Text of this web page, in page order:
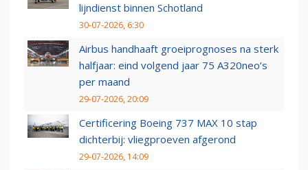
lijndienst binnen Schotland
30-07-2026, 6:30
Airbus handhaaft groeiprognoses na sterk
halfjaar: eind volgend jaar 75 A320neo’s
per maand
29-07-2026, 20:09
Certificering Boeing 737 MAX 10 stap
dichterbij: vliegproeven afgerond
29-07-2026, 14:09